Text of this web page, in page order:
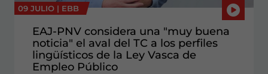
09 JULIO | EBB
EAJ-PNV considera una "muy buena
noticia" el aval del TC a los perfiles
lingüísticos de la Ley Vasca de
Empleo Público